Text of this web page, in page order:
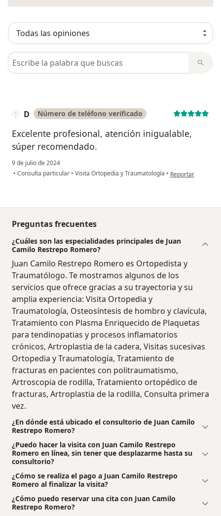
Busca en opiniones
D Número de teléfono verificado
Excelente profesional, atención inigualable,
súper recomendado.
9 de julio de 2024
• Consulta particular • Visita Ortopedia y Traumatología • en opinión del
Reportar
Preguntas frecuentes
¿Cuáles son las especialidades principales de Juan
Camilo Restrepo Romero?
Juan Camilo Restrepo Romero es Ortopedista y
Traumatólogo. Te mostramos algunos de los
servicios que ofrece gracias a su trayectoria y su
amplia experiencia: Visita Ortopedia y
Traumatología, Osteosíntesis de hombro y clavícula,
Tratamiento con Plasma Enriquecido de Plaquetas
para tendinopatias y procesos inflamatorios
crónicos, Artroplastia de la cadera, Visitas sucesivas
Ortopedia y Traumatología, Tratamiento de
fracturas en pacientes con politraumatismo,
Artroscopia de rodilla, Tratamiento ortopédico de
fracturas, Artroplastia de la rodilla, Consulta primera
vez.
¿En dónde está ubicado el consultorio de Juan Camilo
Restrepo Romero?
¿Puedo hacer la visita con Juan Camilo Restrepo
Romero en línea, sin tener que desplazarme hasta su
consultorio?
¿Cómo se realiza el pago a Juan Camilo Restrepo
Romero al finalizar la visita?
¿Cómo puedo reservar una cita con Juan Camilo
Restrepo Romero?